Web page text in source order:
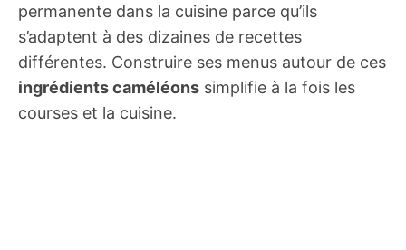
permanente dans la cuisine parce qu’ils
s’adaptent à des dizaines de recettes
différentes. Construire ses menus autour de ces
ingrédients caméléons simplifie à la fois les
courses et la cuisine.